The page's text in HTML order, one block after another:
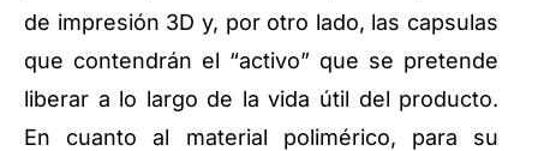
de impresión 3D y, por otro lado, las capsulas
que contendrán el “activo” que se pretende
liberar a lo largo de la vida útil del producto.
En cuanto al material polimérico, para su